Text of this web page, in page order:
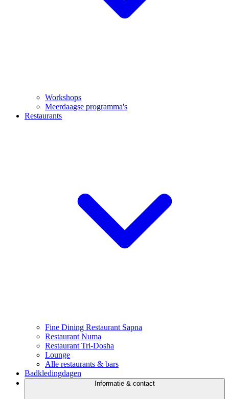
Workshops
Meerdaagse programma's
Restaurants
Fine Dining Restaurant Sapna
Restaurant Numa
Restaurant Tri-Dosha
Lounge
Alle restaurants & bars
Badkledingdagen
Informatie & contact